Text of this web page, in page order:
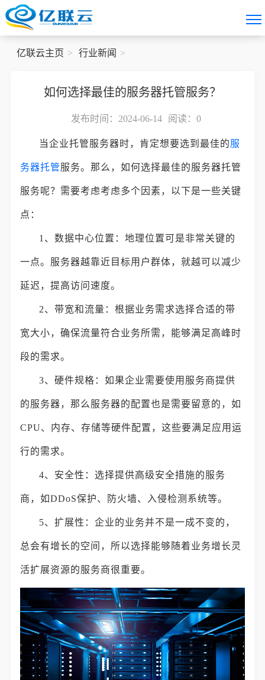
亿联云主页 行业新闻
如何选择最佳的服务器托管服务？
发布时间：2024-06-14 阅读： 0
当企业托管服务器时，肯定想要选到最佳的服
务器托管服务。那么，如何选择最佳的服务器托管
服务呢？需要考虑考虑多个因素，以下是一些关键
点：
1、数据中心位置：地理位置可是非常关键的
一点。服务器越靠近目标用户群体，就越可以减少
延迟，提高访问速度。
2、带宽和流量：根据业务需求选择合适的带
宽大小，确保流量符合业务所需，能够满足高峰时
段的需求。
3、硬件规格：如果企业需要使用服务商提供
的服务器，那么服务器的配置也是需要留意的，如
CPU、内存、存储等硬件配置，这些要满足应用运
行的需求。
4、安全性：选择提供高级安全措施的服务
商，如DDoS保护、防火墙、入侵检测系统等。
5、扩展性：企业的业务并不是一成不变的，
总会有增长的空间，所以选择能够随着业务增长灵
活扩展资源的服务商很重要。